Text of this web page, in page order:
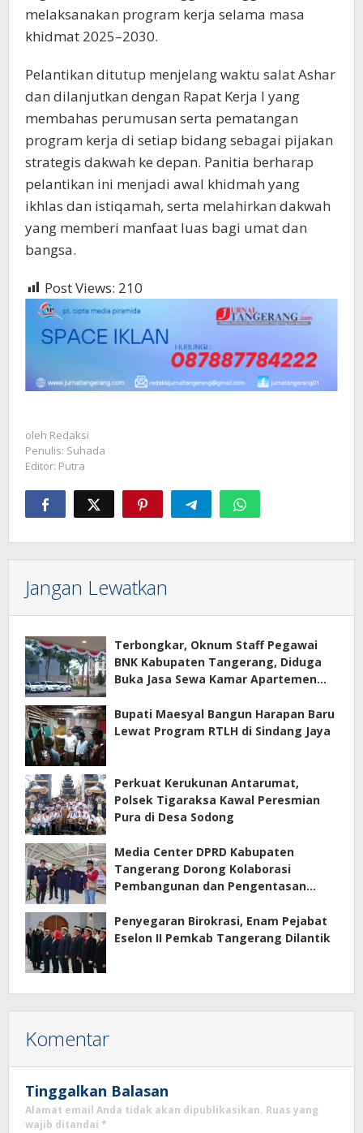
melaksanakan program kerja selama masa
khidmat 2025–2030.
Pelantikan ditutup menjelang waktu salat Ashar
dan dilanjutkan dengan Rapat Kerja I yang
membahas perumusan serta pematangan
program kerja di setiap bidang sebagai pijakan
strategis dakwah ke depan. Panitia berharap
pelantikan ini menjadi awal khidmah yang
ikhlas dan istiqamah, serta melahirkan dakwah
yang memberi manfaat luas bagi umat dan
bangsa.
Post Views: 210
oleh Redaksi
Penulis: Suhada
Editor: Putra
Jangan Lewatkan
Terbongkar, Oknum Staff Pegawai
BNK Kabupaten Tangerang, Diduga
Buka Jasa Sewa Kamar Apartemen
Bupati Maesyal Bangun Harapan Baru
Lewat Program RTLH di Sindang Jaya
Perkuat Kerukunan Antarumat,
Polsek Tigaraksa Kawal Peresmian
Pura di Desa Sodong
Media Center DPRD Kabupaten
Tangerang Dorong Kolaborasi
Pembangunan dan Pengentasan
Penyegaran Birokrasi, Enam Pejabat
Eselon II Pemkab Tangerang Dilantik
Komentar
Tinggalkan Balasan
Alamat email Anda tidak akan dipublikasikan. Ruas yang
wajib ditandai *